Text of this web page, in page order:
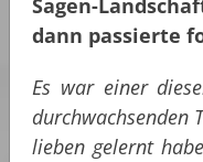
Sagen-
dann passierte
Es war einer
durchwachsenden
lieben gelernt